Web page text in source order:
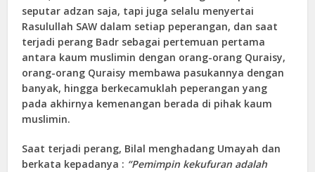
seputar adzan saja, tapi juga selalu menyertai
Rasulullah SAW dalam setiap peperangan, dan saat
terjadi perang Badr sebagai pertemuan pertama
antara kaum muslimin dengan orang-orang Quraisy,
orang-orang Quraisy membawa pasukannya dengan
banyak, hingga berkecamuklah peperangan yang
pada akhirnya kemenangan berada di pihak kaum
muslimin.
Saat terjadi perang, Bilal menghadang Umayah dan
berkata kepadanya : “Pemimpin kekufuran adalah